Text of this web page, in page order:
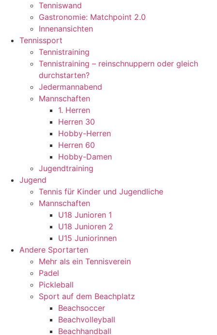
Tenniswand
Gastronomie: Matchpoint 2.0
Innenansichten
Tennissport
Tennistraining
Tennistraining – reinschnuppern oder gleich
durchstarten?
Jedermannabend
Mannschaften
1. Herren
Herren 30
Hobby-Herren
Herren 60
Hobby-Damen
Jugendtraining
Jugend
Tennis für Kinder und Jugendliche
Mannschaften
U18 Junioren 1
U18 Junioren 2
U15 Juniorinnen
Andere Sportarten
Mehr als ein Tennisverein
Padel
Pickleball
Sport auf dem Beachplatz
Beachsoccer
Beachvolleyball
Beachhandball